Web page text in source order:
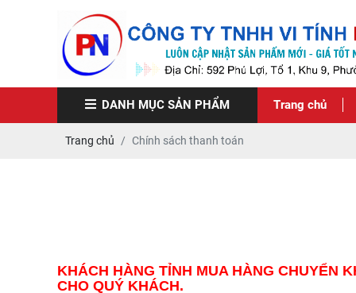
DANH MỤC SẢN PHẨM Trang chủ
Trang chủ Chính sách thanh toán
KHÁCH HÀNG TỈNH MUA HÀNG CHUYỂN
CHO QUÝ KHÁCH.